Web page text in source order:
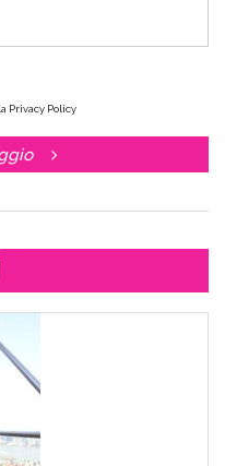
Privacy Policy